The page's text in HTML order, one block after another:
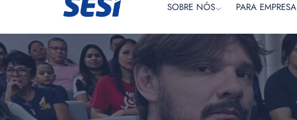
SOBRE NÓS PARA EMPRESA